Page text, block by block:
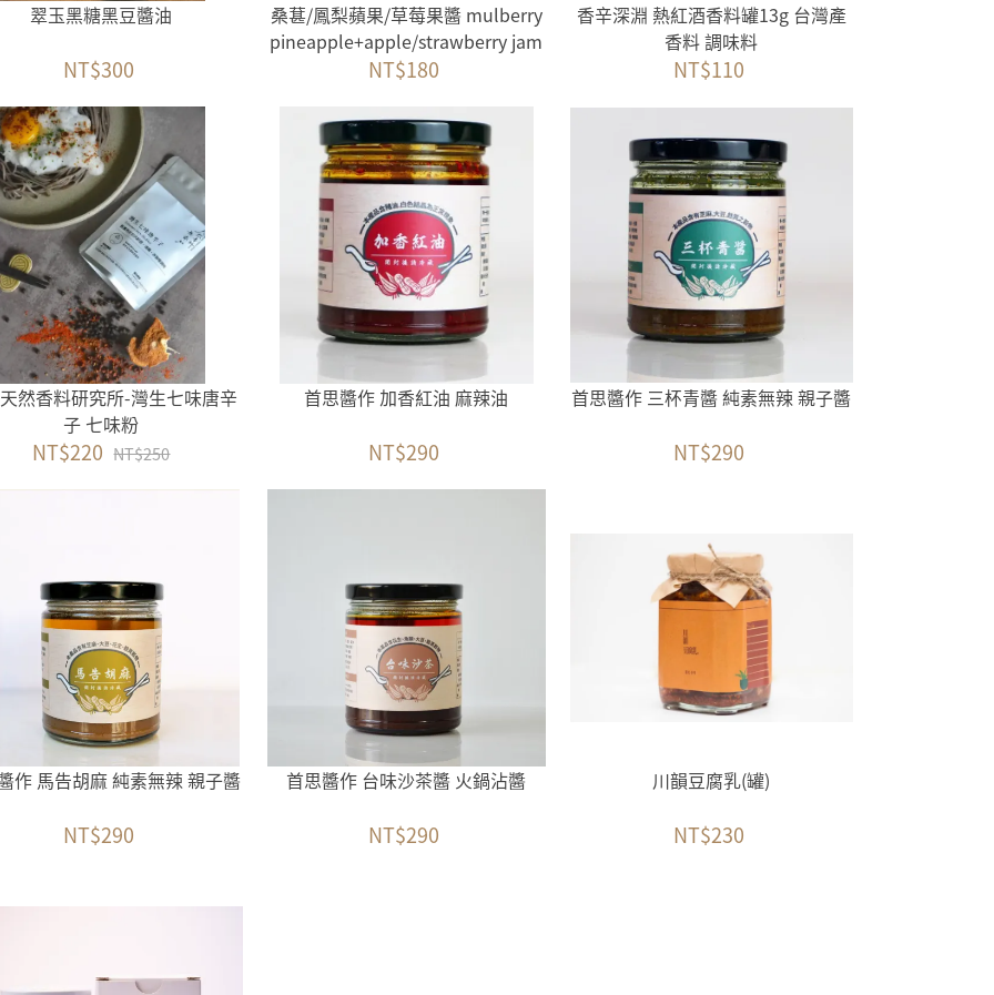
翠玉黑糖黑豆醬油
NT$300
桑葚/鳳梨蘋果/草莓果醬 mulberry
pineapple+apple/strawberry jam
NT$180
香辛深淵 熱紅酒香料罐13g 台灣產
香料 調味料
NT$110
然香料研究所-灣生七味唐辛
子 七味粉
NT$220 NT$250
首思醬作 加香紅油 麻辣油
NT$290
首思醬作 三杯青醬 純素無辣 親子醬
NT$290
作 馬告胡麻 純素無辣 親子醬
NT$290
首思醬作 台味沙茶醬 火鍋沾醬
NT$290
川韻豆腐乳(罐)
NT$230